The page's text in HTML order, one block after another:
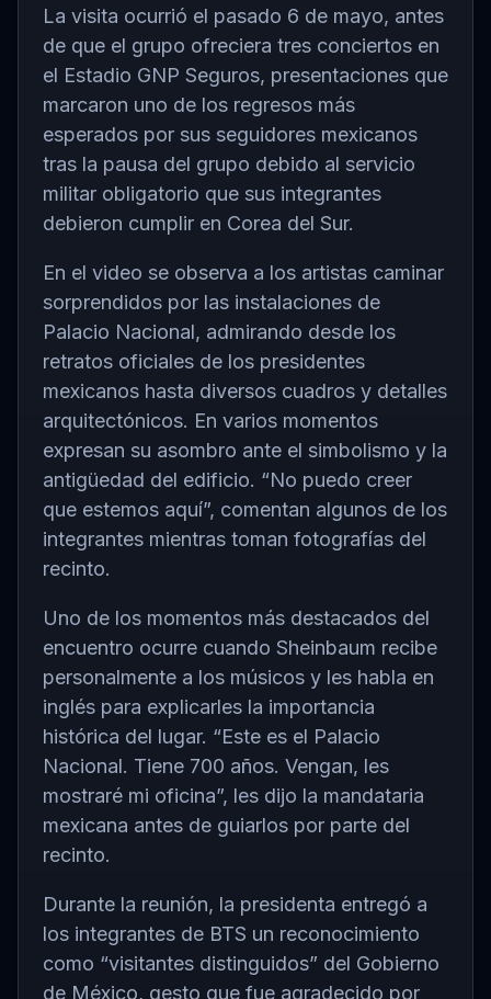
La visita ocurrió el pasado 6 de mayo, antes
de que el grupo ofreciera tres conciertos en
el Estadio GNP Seguros, presentaciones que
marcaron uno de los regresos más
esperados por sus seguidores mexicanos
tras la pausa del grupo debido al servicio
militar obligatorio que sus integrantes
debieron cumplir en Corea del Sur.
En el video se observa a los artistas caminar
sorprendidos por las instalaciones de
Palacio Nacional, admirando desde los
retratos oficiales de los presidentes
mexicanos hasta diversos cuadros y detalles
arquitectónicos. En varios momentos
expresan su asombro ante el simbolismo y la
antigüedad del edificio. “No puedo creer
que estemos aquí”, comentan algunos de los
integrantes mientras toman fotografías del
recinto.
Uno de los momentos más destacados del
encuentro ocurre cuando Sheinbaum recibe
personalmente a los músicos y les habla en
inglés para explicarles la importancia
histórica del lugar. “Este es el Palacio
Nacional. Tiene 700 años. Vengan, les
mostraré mi oficina”, les dijo la mandataria
mexicana antes de guiarlos por parte del
recinto.
Durante la reunión, la presidenta entregó a
los integrantes de BTS un reconocimiento
como “visitantes distinguidos” del Gobierno
de México, gesto que fue agradecido por